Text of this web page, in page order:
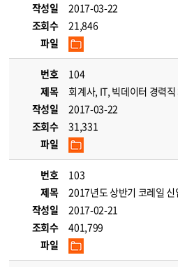
작성일
2017-03-22
조회수
21,846
파일
번호
104
제목
회계사, IT, 빅데이터 경력
작성일
2017-03-22
조회수
31,331
파일
번호
103
제목
2017년도 상반기 코레일
작성일
2017-02-21
조회수
401,799
파일